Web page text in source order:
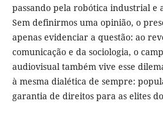
passando pela robótica industrial e
Sem definirmos uma opinião, o
apenas evidenciar a questão: ao
comunicação e da sociologia, o
audiovisual também vive esse
à mesma dialética de sempre:
garantia de direitos para as elites